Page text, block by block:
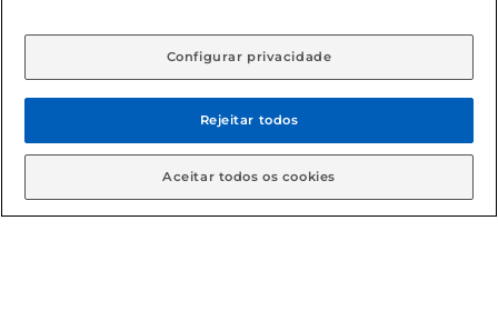
aviso prévio. O valor mínimo para as compras on-line é de
© 2026 Copyright. Todos os direitos
reservados Gbarbosa.
Configurar privacidade
Rejeitar todos
Aceitar todos os cookies